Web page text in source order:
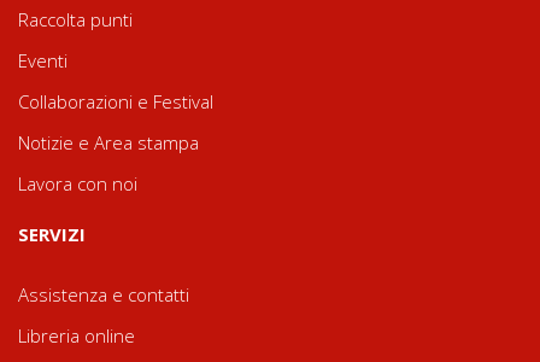
Raccolta punti
Eventi
Collaborazioni e Festival
Notizie e Area stampa
Lavora con noi
SERVIZI
Assistenza e contatti
Libreria online